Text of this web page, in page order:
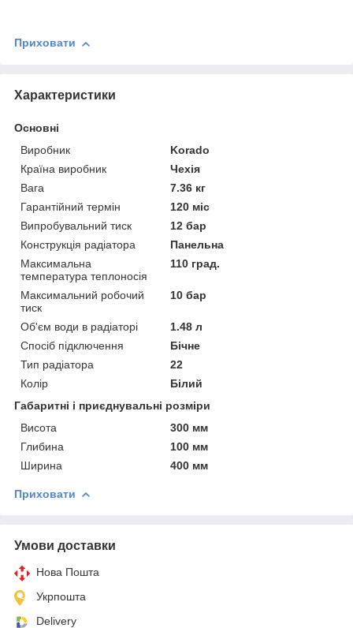
Приховати
Характеристики
Основні
Виробник
Korado
Країна виробник
Чехія
Вага
7.36 кг
Гарантійний термін
120 міс
Випробувальний тиск
12 бар
Конструкція радіатора
Панельна
Максимальна
температура теплоносія
110 град.
Максимальний робочий
тиск
10 бар
Об'єм води в радіаторі
1.48 л
Спосіб підключення
Бічне
Тип радіатора
22
Колір
Білий
Габаритні і приєднувальні розміри
Висота
300 мм
Глибина
100 мм
Ширина
400 мм
Приховати
Умови доставки
Нова Пошта
Укрпошта
Delivery